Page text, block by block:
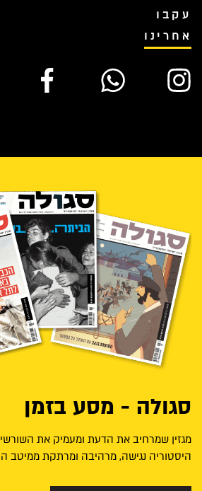
עקבו
אחרינו
סגולה - מסע בזמן
מגזין שמרחיב את הדעת ומעמיק את
היסטוריה נגישה, מרהיבה ומרתקת ממיטב